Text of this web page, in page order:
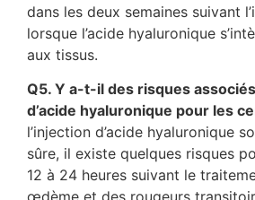
dans les deux semaines suivant
lorsque l’acide hyaluronique
aux tissus.
Q5. Y a-t-il des risques
d’acide hyaluronique pour les
l’injection d’acide hyaluronique
sûre, il existe quelques risques
12 à 24 heures suivant le